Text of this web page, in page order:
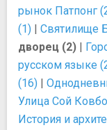
рынок Патпонг
(1) | Святилище
дворец (2) |
русском языке
(16) |
Улица Сой
История и